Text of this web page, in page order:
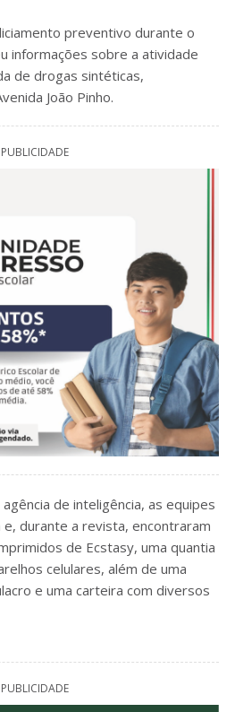
preventivo durante o
informações sobre a atividade
de drogas sintéticas,
João Pinho.
PUBLICIDADE
de inteligência, as equipes
durante a revista, encontraram
de Ecstasy, uma quantia
celulares, além de uma
e uma carteira com diversos
PUBLICIDADE